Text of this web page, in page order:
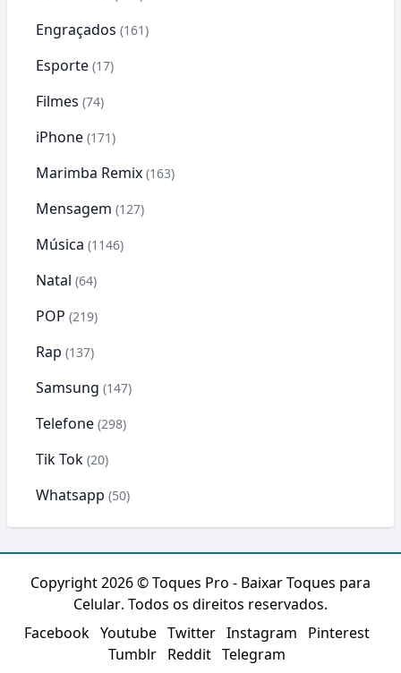
Engraçados (161)
Esporte (17)
Filmes (74)
iPhone (171)
Marimba Remix (163)
Mensagem (127)
Música (1146)
Natal (64)
POP (219)
Rap (137)
Samsung (147)
Telefone (298)
Tik Tok (20)
Whatsapp (50)
Copyright 2026 ©Toques Pro - Baixar Toques para
Celular. Todos os direitos reservados.
Facebook Youtube Twitter Instagram
Pinterest
Tumblr Reddit Telegram